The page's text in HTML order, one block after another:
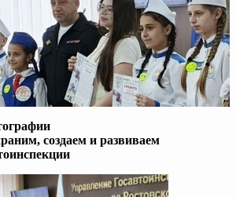
создаем и развиваем